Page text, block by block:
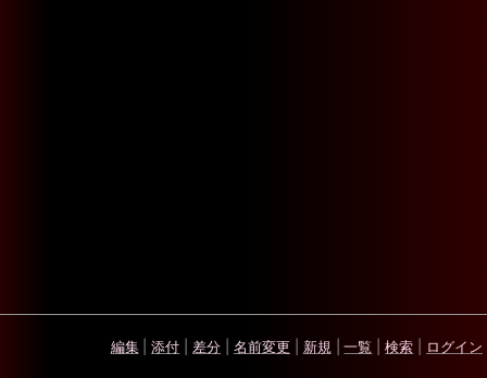
編集 添付 差分 名前変更 新規 一覧 検索 ログイン